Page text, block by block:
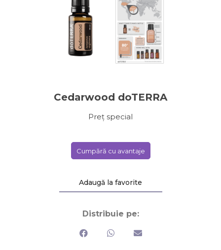
Cedarwood doTERRA
Preț special
Cumpără cu avantaje
Adaugă la favorite
Distribuie pe: